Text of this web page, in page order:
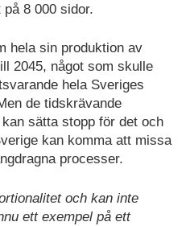
8 000 sidor.
hela sin produktion av
2045, något som skulle
hela Sveriges
de tidskrävande
sätta stopp för det och
kan komma att missa
processer.
och kan inte
ett exempel på ett